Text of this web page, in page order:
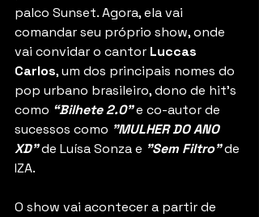
palco Sunset. Agora, ela vai
comandar seu próprio show, onde
vai convidar o cantor Luccas
Carlos, um dos principais nomes do
pop urbano brasileiro, dono de hit’s
como “Bilhete 2.0" e co-autor de
sucessos como "MULHER DO ANO
XD"de Luísa Sonza e "Sem Filtro" de
IZA.
O show vai acontecer a partir de